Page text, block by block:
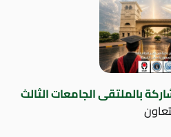
بالملتقى الجامعات الثالث